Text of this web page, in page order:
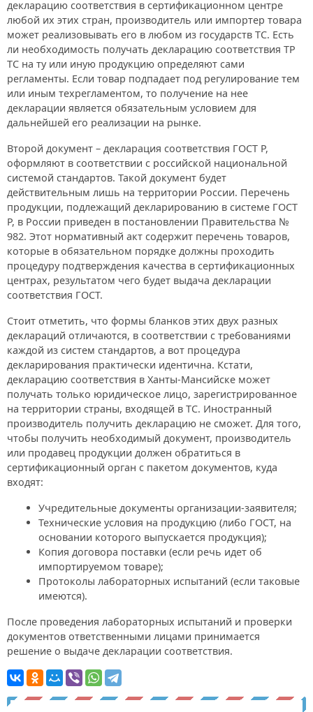
декларацию соответствия в сертификационном центре
любой их этих стран, производитель или импортер товара
может реализовывать его в любом из государств ТС. Есть
ли необходимость получать декларацию соответствия ТР
ТС на ту или иную продукцию определяют сами
регламенты. Если товар подпадает под регулирование тем
или иным техрегламентом, то получение на нее
декларации является обязательным условием для
дальнейшей его реализации на рынке.
Второй документ – декларация соответствия ГОСТ Р,
оформляют в соответствии с российской национальной
системой стандартов. Такой документ будет
действительным лишь на территории России. Перечень
продукции, подлежащий декларированию в системе ГОСТ
Р, в России приведен в постановлении Правительства №
982. Этот нормативный акт содержит перечень товаров,
которые в обязательном порядке должны проходить
процедуру подтверждения качества в сертификационных
центрах, результатом чего будет выдача декларации
соответствия ГОСТ.
Стоит отметить, что формы бланков этих двух разных
деклараций отличаются, в соответствии с требованиями
каждой из систем стандартов, а вот процедура
декларирования практически идентична. Кстати,
декларацию соответствия в Ханты-Мансийске может
получать только юридическое лицо, зарегистрированное
на территории страны, входящей в ТС. Иностранный
производитель получить декларацию не сможет. Для того,
чтобы получить необходимый документ, производитель
или продавец продукции должен обратиться в
сертификационный орган с пакетом документов, куда
входят:
Учредительные документы организации-заявителя;
Технические условия на продукцию (либо ГОСТ, на
основании которого выпускается продукция);
Копия договора поставки (если речь идет об
импортируемом товаре);
Протоколы лабораторных испытаний (если таковые
имеются).
После проведения лабораторных испытаний и проверки
документов ответственными лицами принимается
решение о выдаче декларации соответствия.